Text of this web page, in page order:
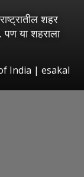
शहर
या शहराला
India | esakal